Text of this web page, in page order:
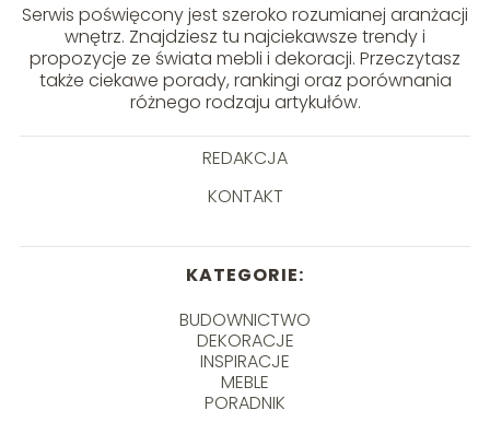
Serwis poświęcony jest szeroko rozumianej aranżacji
wnętrz. Znajdziesz tu najciekawsze trendy i
propozycje ze świata mebli i dekoracji. Przeczytasz
także ciekawe porady, rankingi oraz porównania
różnego rodzaju artykułów.
REDAKCJA
KONTAKT
KATEGORIE:
BUDOWNICTWO
DEKORACJE
INSPIRACJE
MEBLE
PORADNIK